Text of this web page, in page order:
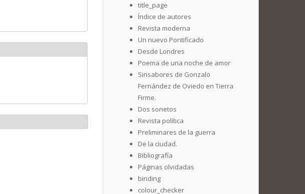
title_page
Índice de autores
Revista moderna
Un nuevo Pontificado
Desde Londres
Poema de una noche de amor
Sinsabores de Gonzalo
Fernández de Oviedo en Tierra
Firme.
Dos sonetos
Revista política
Preliminares de la guerra
De la ciudad.
Bibliografía
Páginas olvidadas
binding
colour_checker